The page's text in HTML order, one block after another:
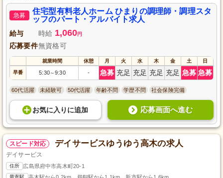
急募
住宅型有料老人ホーム ひまりの調理師・調理スタ
ッフのパート・アルバイト求人
給与 時給 1,060円
応募要件無資格可
就業時間 休憩 月 火 水 木 金 土 日
早番 5:30～9:30 - 急募 充足 充足 充足 充足 急募 急募
60代活躍 未経験可 50代活躍 年齢不問 学歴不問 社会保険完備
お気に入り に追加 応募画面へ進む
スピード対応 デイサービスゆうゆう高木の求人
デイサービス
住所 広島県府中市高木町20-1
最寄駅